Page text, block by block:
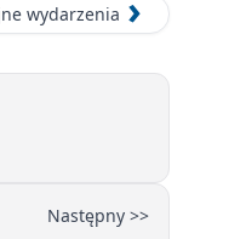
wydarzenia
Następny >>